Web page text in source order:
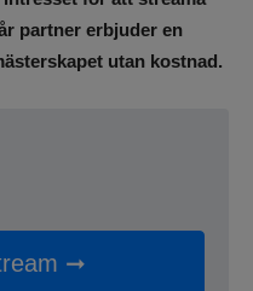
partner erbjuder en
utan kostnad.
➞